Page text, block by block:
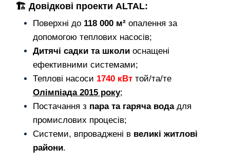
🏗️ Довідкові проекти ALTAL:
Поверхні до 118 000 м² опалення за
допомогою теплових насосів;
Дитячі садки та школи оснащені
ефективними системами;
Теплові насоси 1740 кВт той/та/те
Олімпіада 2015 року;
Постачання з пара та гаряча водадля
промислових процесів;
Системи, впроваджені в великі житлові
райони.